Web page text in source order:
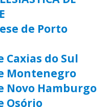
de Porto
Caxias do Sul
Montenegro
Novo Hamburgo
Osório